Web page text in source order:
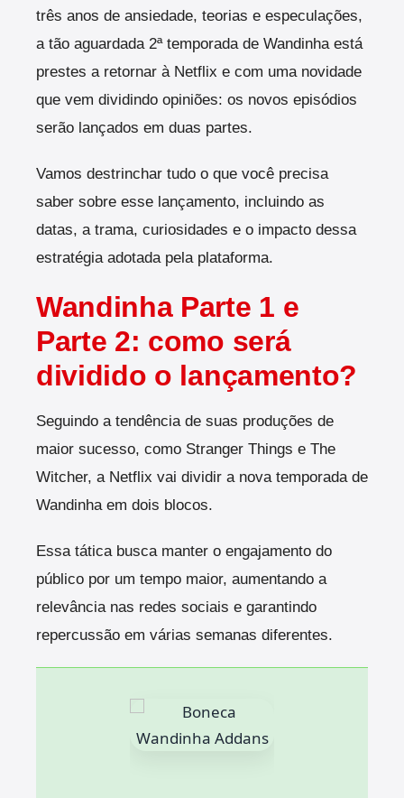
três anos de ansiedade, teorias e especulações,
a tão aguardada 2ª temporada de Wandinha está
prestes a retornar à Netflix e com uma novidade
que vem dividindo opiniões: os novos episódios
serão lançados em duas partes.
Vamos destrinchar tudo o que você precisa
saber sobre esse lançamento, incluindo as
datas, a trama, curiosidades e o impacto dessa
estratégia adotada pela plataforma.
Wandinha Parte 1 e
Parte 2: como será
dividido o lançamento?
Seguindo a tendência de suas produções de
maior sucesso, como Stranger Things e The
Witcher, a Netflix vai dividir a nova temporada de
Wandinha em dois blocos.
Essa tática busca manter o engajamento do
público por um tempo maior, aumentando a
relevância nas redes sociais e garantindo
repercussão em várias semanas diferentes.